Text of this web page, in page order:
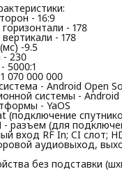
- 16:9
- 178
- 178
-9.5
- 230
5000:1
070 000 000
- Android Open
системы - Android
- YaOS
(подключение
- разъем (для
вход RF In; CI слот;
аудиовыход,
без подставки